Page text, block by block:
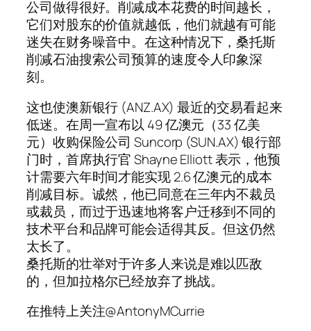
公司做得很好。削减成本花费的时间越长，
它们对股东的价值就越低，他们就越有可能
迷失在财务噪音中。在这种情况下，桑托斯
削减石油搜索公司预算的速度令人印象深
刻。
这也使澳新银行 (ANZ.AX) 最近的交易看起来
低迷。在周一宣布以 49 亿澳元（33 亿美
元）收购保险公司 Suncorp (SUN.AX) 银行部
门时，首席执行官 Shayne Elliott 表示，他预
计需要六年时间才能实现 2.6 亿澳元的成本
削减目标。诚然，他已同意在三年内不裁员
或裁员，而过于迅速地将客户迁移到不同的
技术平台和品牌可能会适得其反。但这仍然
太长了。
桑托斯的壮举对于许多人来说是难以匹敌
的，但加拉格尔已经放弃了挑战。
在推特上关注@AntonyMCurrie